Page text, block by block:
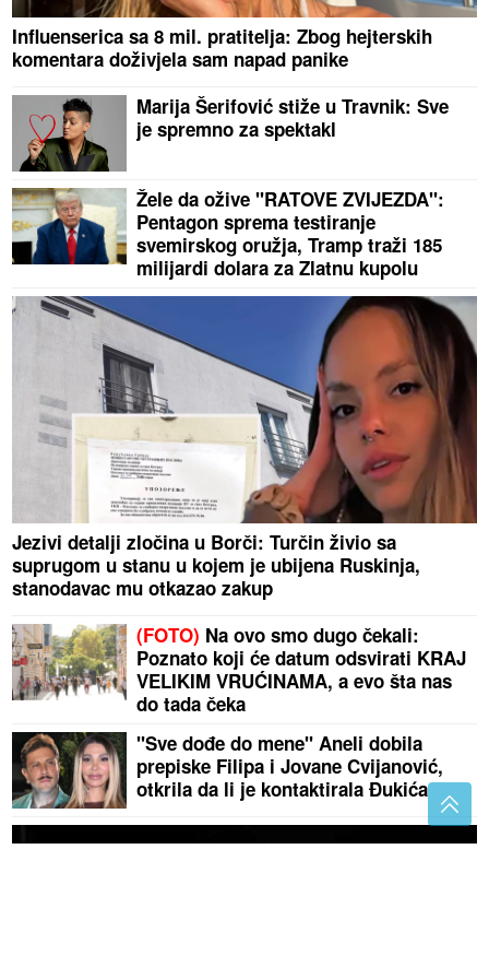
Influenserica sa 8 mil. pratitelja: Zbog hejterskih
komentara doživjela sam napad panike
Marija Šerifović stiže u Travnik: Sve
je spremno za spektakl
Žele da ožive "RATOVE ZVIJEZDA":
Pentagon sprema testiranje
svemirskog oružja, Tramp traži 185
milijardi dolara za Zlatnu kupolu
Jezivi detalji zločina u Borči: Turčin živio sa
suprugom u stanu u kojem je ubijena Ruskinja,
stanodavac mu otkazao zakup
(FOTO) Na ovo smo dugo čekali:
Poznato koji će datum odsvirati KRAJ
VELIKIM VRUĆINAMA, a evo šta nas
do tada čeka
"Sve dođe do mene" Aneli dobila
prepiske Filipa i Jovane Cvijanović,
otkrila da li je kontaktirala Đukića